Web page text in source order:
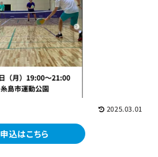
2025.03.01
申込はこちら